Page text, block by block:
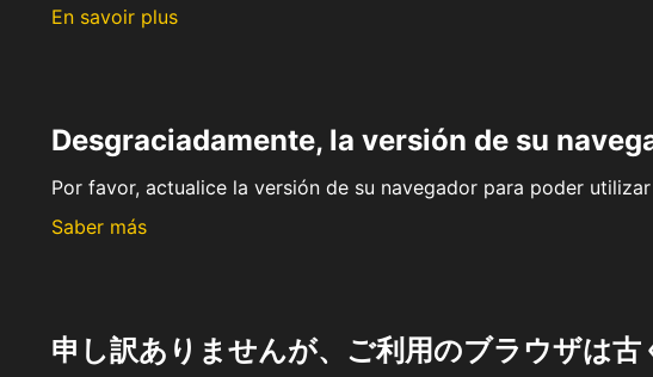
En savoir plus
Desgraciadamente, la versión de su
Por favor, actualice la versión de su navegador para poder
Saber más
申し訳ありませんが、ご利用のブラウザは